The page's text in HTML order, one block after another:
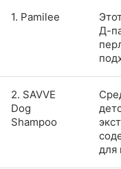
1. Pamilee
Д-
2. SAVVE
Dog
Shampoo
для